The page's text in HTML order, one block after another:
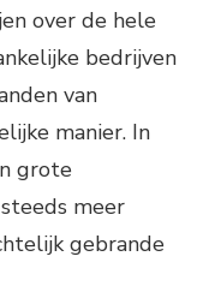
over de hele
bedrijven
van
manier. In
grote
meer
gebrande